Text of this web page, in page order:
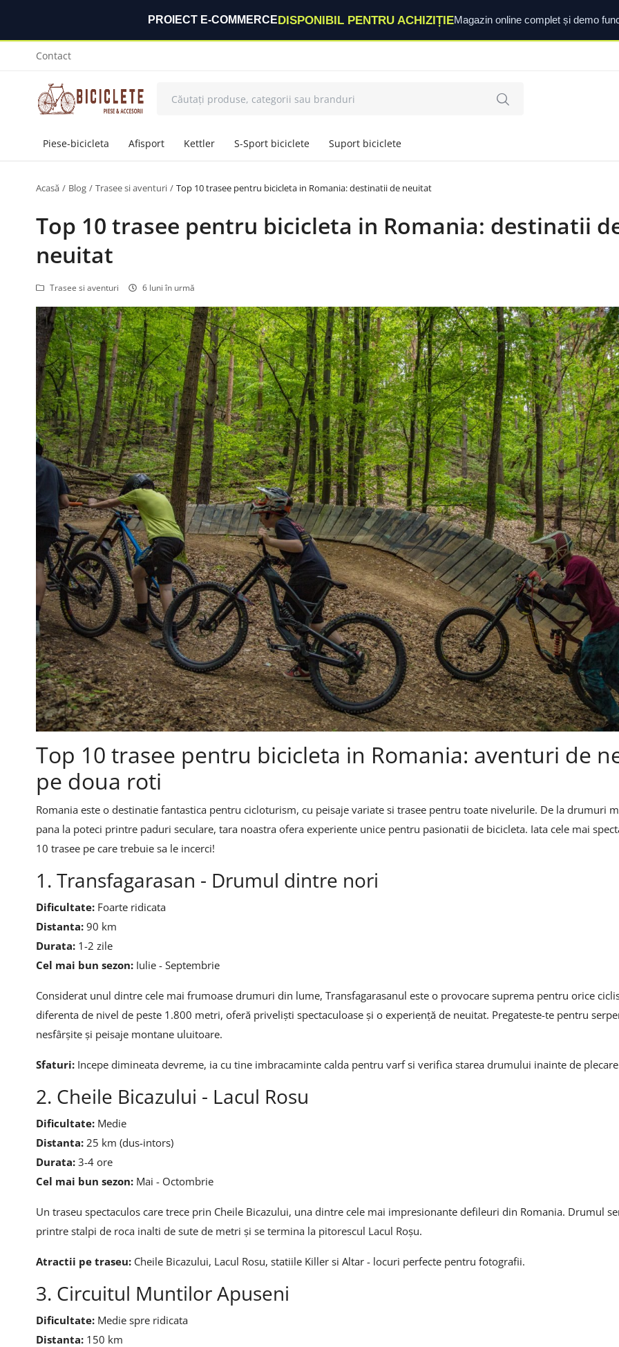
PROIECT E-COMMERCEDISPONIBIL PENTRU ACHIZIȚIEMagazin online complet și demo
Contact
Piese-bicicleta Afisport Kettler S-Sport biciclete Suport biciclete
Acasă Blog Trasee si aventuri Top 10 trasee pentru bicicleta in Romania: destinatii de neuitat
Top 10 trasee pentru bicicleta in Romania: destinatii
neuitat
Trasee si aventuri 6 luni în urmă
Top 10 trasee pentru bicicleta in Romania: aventuri de
pe doua roti
Romania este o destinatie fantastica pentru cicloturism, cu peisaje variate si trasee pentru toate nivelurile. De la drumuri
pana la poteci printre paduri seculare, tara noastra ofera experiente unice pentru pasionatii de bicicleta. Iata cele mai
10 trasee pe care trebuie sa le incerci!
1. Transfagarasan - Drumul dintre nori
Dificultate: Foarte ridicata
Distanta: 90 km
Durata: 1-2 zile
Cel mai bun sezon: Iulie - Septembrie
Considerat unul dintre cele mai frumoase drumuri din lume, Transfagarasanul este o provocare suprema pentru orice
diferenta de nivel de peste 1.800 metri, oferă priveliști spectaculoase și o experiență de neuitat. Pregateste-te pentru
nesfârșite și peisaje montane uluitoare.
Sfaturi: Incepe dimineata devreme, ia cu tine imbracaminte calda pentru varf si verifica starea drumului inainte de
2. Cheile Bicazului - Lacul Rosu
Dificultate: Medie
Distanta: 25 km (dus-intors)
Durata: 3-4 ore
Cel mai bun sezon: Mai - Octombrie
Un traseu spectaculos care trece prin Cheile Bicazului, una dintre cele mai impresionante defileuri din Romania. Drumul
printre stalpi de roca inalti de sute de metri și se termina la pitorescul Lacul Roșu.
Atractii pe traseu: Cheile Bicazului, Lacul Rosu, statiile Killer si Altar - locuri perfecte pentru fotografii.
3. Circuitul Muntilor Apuseni
Dificultate: Medie spre ridicata
Distanta: 150 km